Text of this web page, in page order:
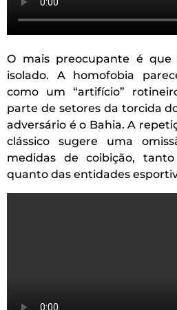
O mais preocupante é
isolado. A homofobia
como um “artifício”
parte de setores da torcida
adversário é o Bahia. A
clássico sugere uma
medidas de coibição,
quanto das entidades